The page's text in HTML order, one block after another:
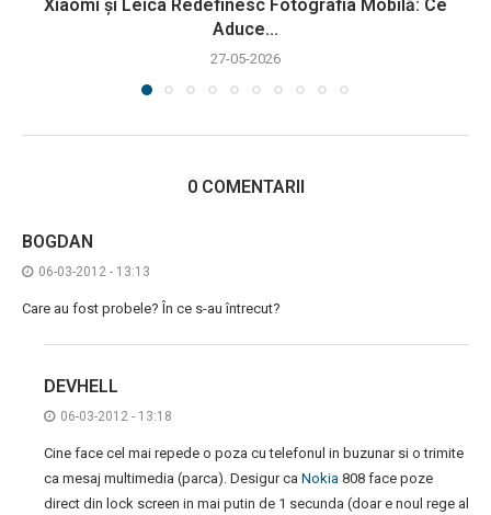
Xiaomi și Leica Redefinesc Fotografia Mobilă: Ce
Aduce...
27-05-2026
0 COMENTARII
BOGDAN
06-03-2012 - 13:13
Care au fost probele? În ce s-au întrecut?
DEVHELL
06-03-2012 - 13:18
Cine face cel mai repede o poza cu telefonul in buzunar si o trimite
ca mesaj multimedia (parca). Desigur ca Nokia 808 face poze
direct din lock screen in mai putin de 1 secunda (doar e noul rege al